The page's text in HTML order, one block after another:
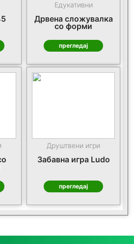
Едукативни
Дрвена сложувалка
со форми
прегледај
Друштвени игри
Забавна игра Ludo
прегледај